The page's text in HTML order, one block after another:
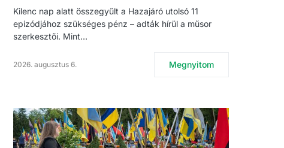
Kilenc nap alatt összegyűlt a Hazajáró utolsó 11
epizódjához szükséges pénz – adták hírül a műsor
szerkesztői. Mint…
2026. augusztus 6. Megnyitom